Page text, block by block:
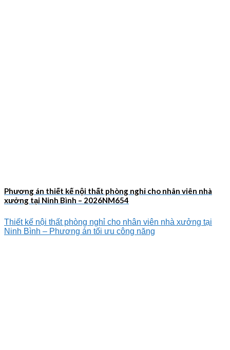
Phương án thiết kế nội thất phòng nghỉ cho nhân viên nhà
xưởng tại Ninh Bình – 2026NM654
Thiết kế nội thất phòng nghỉ cho nhân viên nhà xưởng tại
Ninh Bình – Phương án tối ưu công năng